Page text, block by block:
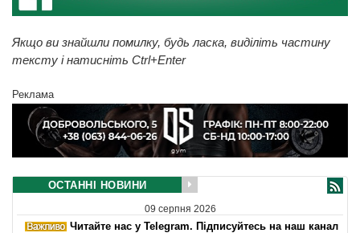
Якщо ви знайшли помилку, будь ласка, виділіть частину
тексту і натисніть Ctrl+Enter
Реклама
ОСТАННІ НОВИНИ
09 серпня 2026
Читайте нас у Telegram. Підписуйтесь на наш канал